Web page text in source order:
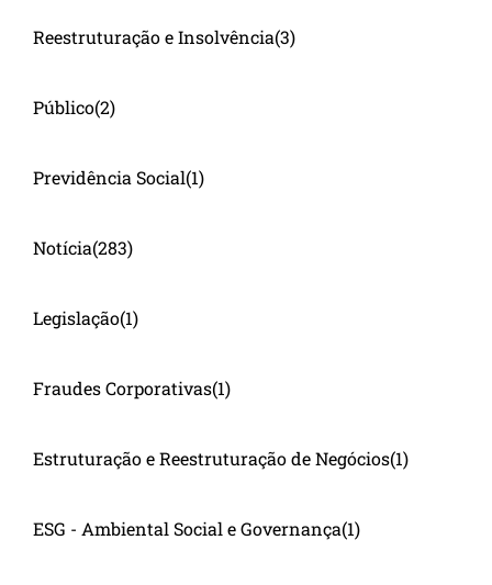
Reestruturação e Insolvência(3)
Público(2)
Previdência Social(1)
Notícia(283)
Legislação(1)
Fraudes Corporativas(1)
Estruturação e Reestruturação de Negócios(1)
ESG - Ambiental Social e Governança(1)